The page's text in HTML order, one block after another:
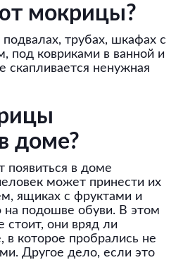
мокрицы?
трубах, шкафах с
под ковриками в ванной и
скапливается ненужная
доме?
появиться в доме
может принести их
ящиках с фруктами и
подошве обуви. В этом
стоит, они вряд ли
которое пробрались не
Другое дело, если это